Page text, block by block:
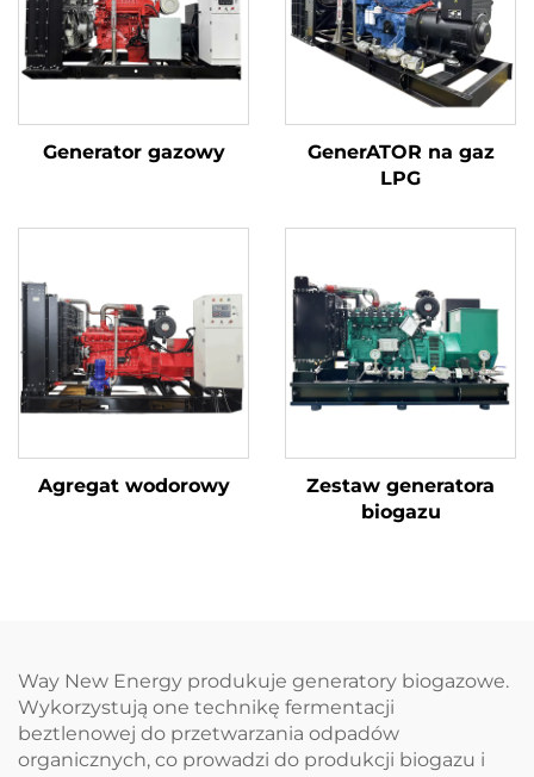
Generator gazowy
GenerATOR na gaz
LPG
Agregat wodorowy
Zestaw generatora
biogazu
Way New Energy produkuje generatory biogazowe.
Wykorzystują one technikę fermentacji
beztlenowej do przetwarzania odpadów
organicznych, co prowadzi do produkcji biogazu i